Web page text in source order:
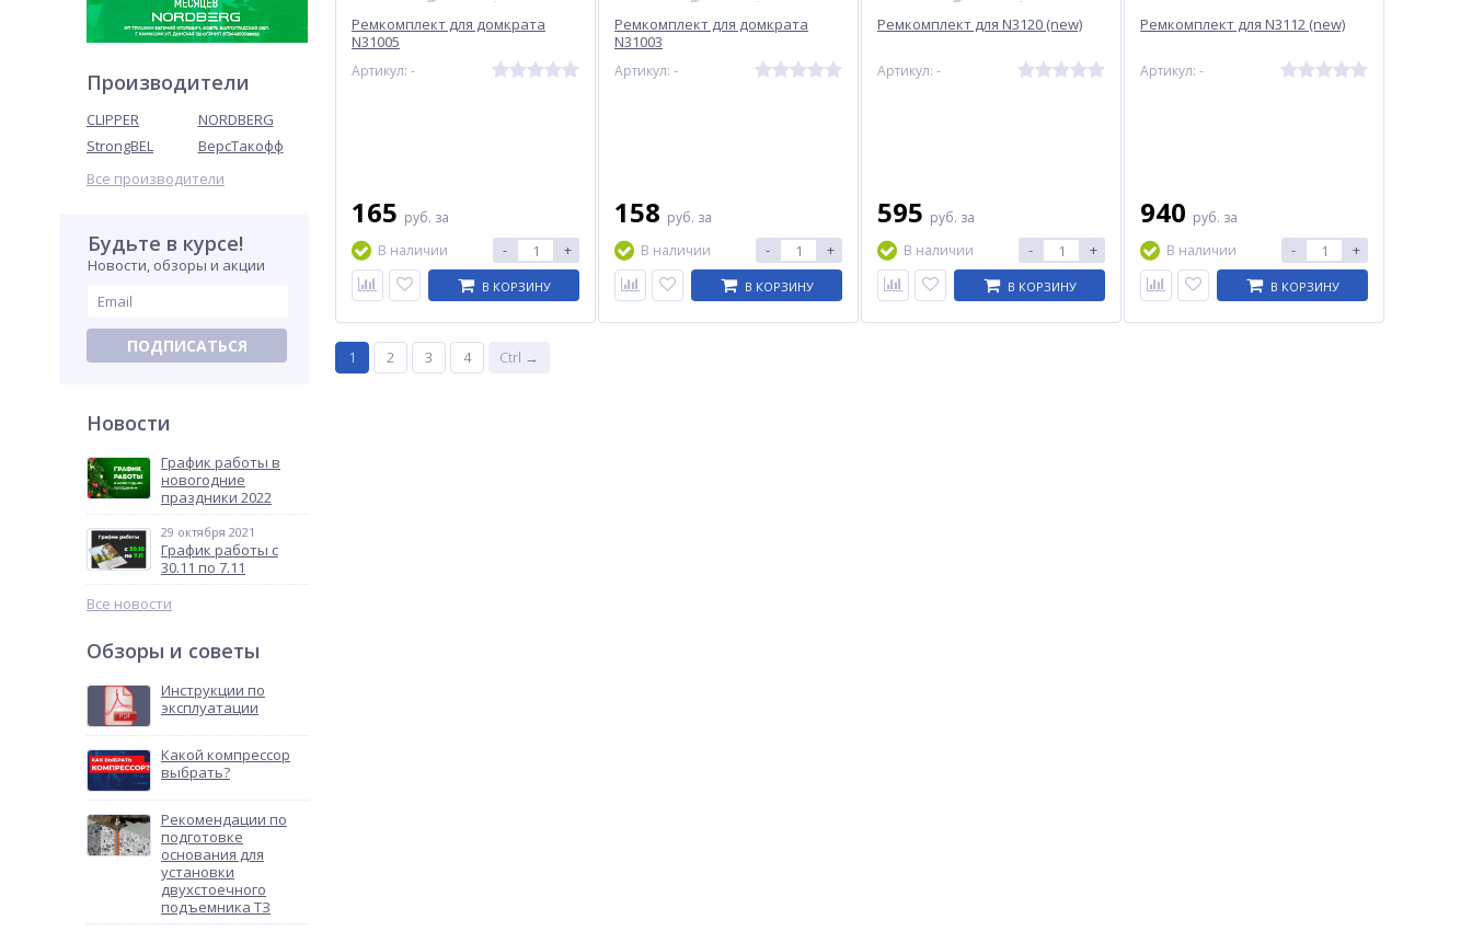
Производители
CLIPPER
NORDBERG
StrongBEL
ВерсТакофф
Все производители
Будьте в курсе!
Новости, обзоры и акции
ПОДПИСАТЬСЯ
Новости
График работы в
новогодние
праздники 2022
29 октября 2021
График работы с
30.11 по 7.11
Все новости
Обзоры и советы
Инструкции по
эксплуатации
Какой компрессор
выбрать?
Рекомендации по
подготовке
основания для
установки
двухстоечного
подъемника ТЗ
Ремкомплект для домкрата
N31005
Артикул: -
165 руб. за
В наличии
- +
В КОРЗИНУ
Ремкомплект для домкрата
N31003
Артикул: -
158 руб. за
В наличии
- +
В КОРЗИНУ
Ремкомплект для N3120 (new)
Артикул: -
595 руб. за
В наличии
- +
В КОРЗИНУ
Ремкомплект для N3112 (new)
Артикул: -
940 руб. за
В наличии
- +
В КОРЗИНУ
1 2 3 4 Ctrl →